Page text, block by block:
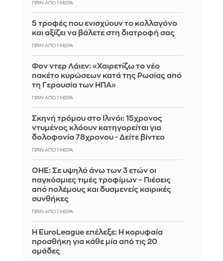
ΠΡΙΝ ΑΠΌ 1 ΜΈΡΑ
5 τροφές που ενισχύουν το κολλαγόνο
και αξίζει να βάλετε στη διατροφή σας
ΠΡΙΝ ΑΠΌ 1 ΜΈΡΑ
Φον ντερ Λάιεν: «Χαιρετίζω το νέο
πακέτο κυρώσεων κατά της Ρωσίας από
τη Γερουσία των ΗΠΑ»
ΠΡΙΝ ΑΠΌ 1 ΜΈΡΑ
Σκηνή τρόμου στο Ιλινόι: 15χρονος
ντυμένος κλόουν κατηγορείται για
δολοφονία 78χρονου - Δείτε βίντεο
ΠΡΙΝ ΑΠΌ 1 ΜΈΡΑ
ΟΗΕ: Σε υψηλό άνω των 3 ετών οι
παγκόσμιες τιμές τροφίμων – Πιέσεις
από πολέμους και δυσμενείς καιρικές
συνθήκες
ΠΡΙΝ ΑΠΌ 1 ΜΈΡΑ
Η EuroLeague επέλεξε: Η κορυφαία
προσθήκη για κάθε μία από τις 20
ομάδες